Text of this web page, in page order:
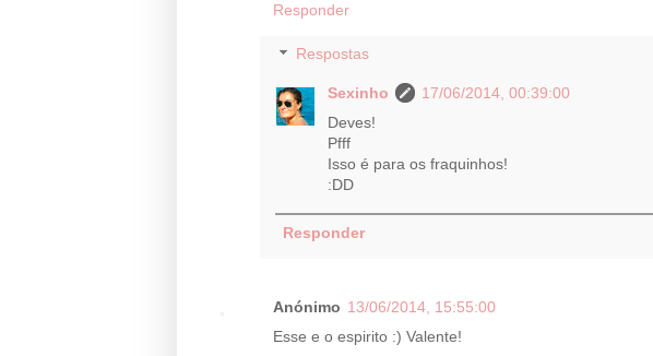
Responder
Respostas
Sexinho
17/06/2014, 00:39:00
Deves!
Pfff
Isso é para os fraquinhos!
:DD
Responder
Anónimo 13/06/2014, 15:55:00
Esse e o espirito :) Valente!